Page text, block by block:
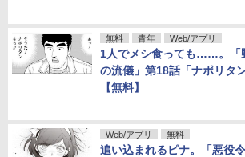
無料 青年 Web/アプリ
1人でメシ食っても……。「
の流儀」第18話「ナポリタ
【無料】
Web/アプリ 無料
追い込まれるピナ。「悪役